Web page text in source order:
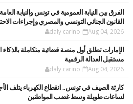
الفرق بين النيابة العمومية في تونس والنيابة
القانون الجنائي التونسي والمصري وإجراءات
daly carino Aug 04, 2026
الإمارات تطلق أول منصة قضائية متكاملة
مستقبل العدالة الرقمية
daly carino Aug 04, 2026
كارثة الصيف في تونس.. انقطاع الكهرباء يتلف
لساعات طويلة وسط غضب المواطنين